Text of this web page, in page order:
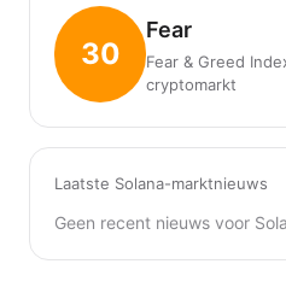
30
Fear
Fear & Greed
cryptomarkt
Laatste Solana-marktnieuws
Geen recent nieuws voor